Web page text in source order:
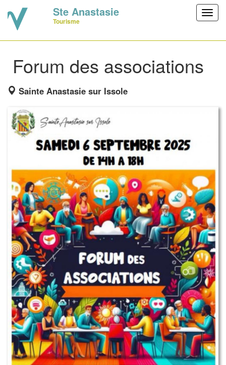
Ste Anastasie
Tourisme
Forum des associations
Sainte Anastasie sur Issole